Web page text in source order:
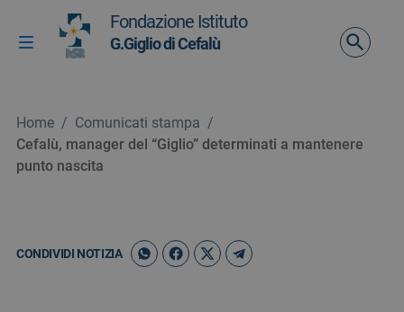
Vai ai contenuti
Vai al menu di navigazione
Vai al footer
Attiva / disattiva la navigazione
Fondazione Istituto
G.Giglio di Cefalù
Home / Comunicati stampa /
Cefalù, manager del “Giglio” determinati a mantenere
punto nascita
CONDIVIDI NOTIZIA